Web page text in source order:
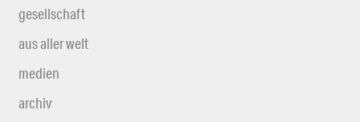
gesellschaft
aus aller welt
medien
archiv